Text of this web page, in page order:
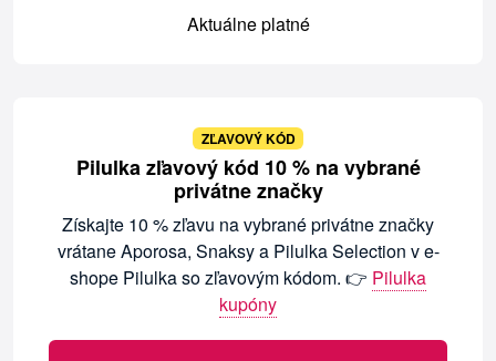
Aktuálne platné
ZĽAVOVÝ KÓD
Pilulka zľavový kód 10 % na vybrané
privátne značky
Získajte 10 % zľavu na vybrané privátne značky
vrátane Aporosa, Snaksy a Pilulka Selection v e-
shope Pilulka so zľavovým kódom. 👉 Pilulka
kupóny